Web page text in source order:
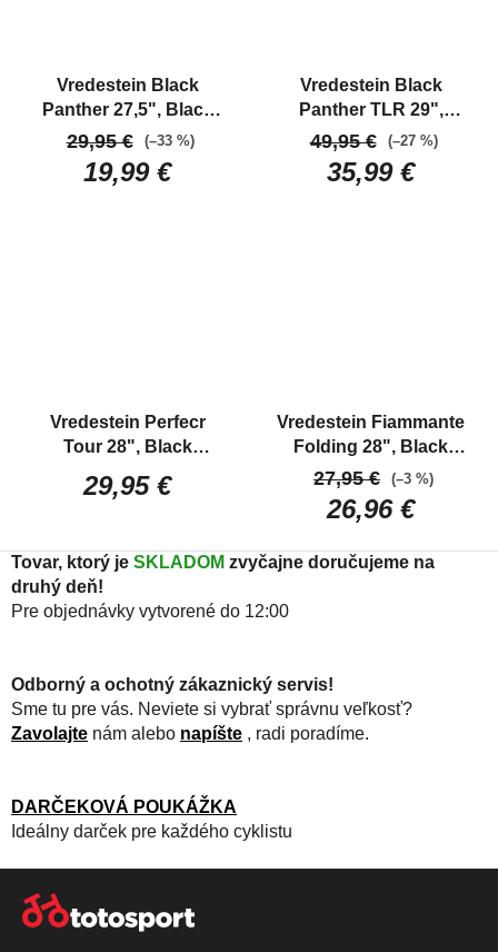
Tovar, ktorý je SKLADOM zvyčajne doručujeme na
druhý deň!
Pre objednávky vytvorené do 12:00
Odborný a ochotný zákaznický servis!
Sme tu pre vás. Neviete si vybrať správnu veľkosť?
Zavolajte nám alebo napíšte , radi poradíme.
DARČEKOVÁ POUKÁŽKA
Ideálny darček pre každého cyklistu
Vredestein Black
Panther 27,5", Black
MTB skladací plášť
19,99 €
29,95 € (–33 %)
Vredestein Black
Panther TLR 29",
BlackMTB bezdušový
plášť
35,99 €
49,95 € (–27 %)
Vredestein Perfecr
Tour 28", Black
Trekkingový/ Gravel
plášť
29,95 €
Vredestein Fiammante
Folding 28", Black
Cestný plášť, skladací
dvojzmes
26,96 €
27,95 € (–3 %)